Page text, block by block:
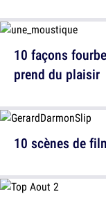
10 scènes de
10 façons
prend du plaisir